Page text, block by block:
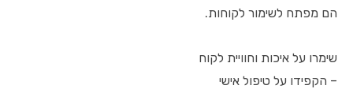
הם מפתח לשימור לקוחות.
שימרו על איכות וחוויית לקוח
– הקפידו על טיפול אישי